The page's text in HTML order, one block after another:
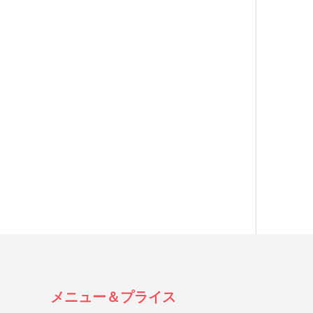
メニュー＆プライス